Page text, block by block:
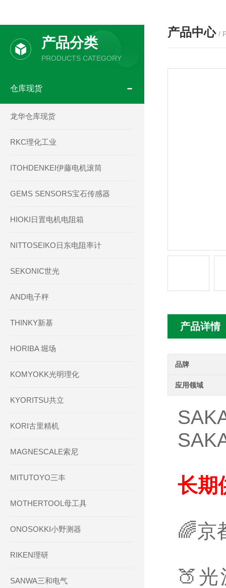
产品中心 /
产品详情
品牌
应用领域
长期
🌈京
🍑光
产品分类
PRODUCTS CATEGORY
仓库现货
龙华仓库现货
RKC理化工业
ITOHDENKEI伊藤电机滚筒
GEMS SENSORS宝石传感器
HIOKI日置电机电阻箱
NITTOSEIKO日东电阻率计
SEKONIC世光
AND电子秤
THINKY新基
HORIBA 堀场
KOMYOKK光明理化
KYORITSU共立
KORI古里精机
MAGNESCALE索尼
MITUTOYO三丰
MOTHERTOOL母工具
ONOSOKKI小野测器
RIKEN理研
SANWA三和电气